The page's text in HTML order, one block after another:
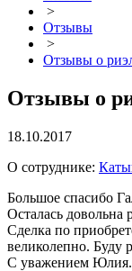
>
Отзывы
>
Отзывы о
Отзывы о
18.10.2017
О сотруднике:
Большое спасибо
Осталась довольна
Сделка по
великолепно. Буду
С уважением Юлия.